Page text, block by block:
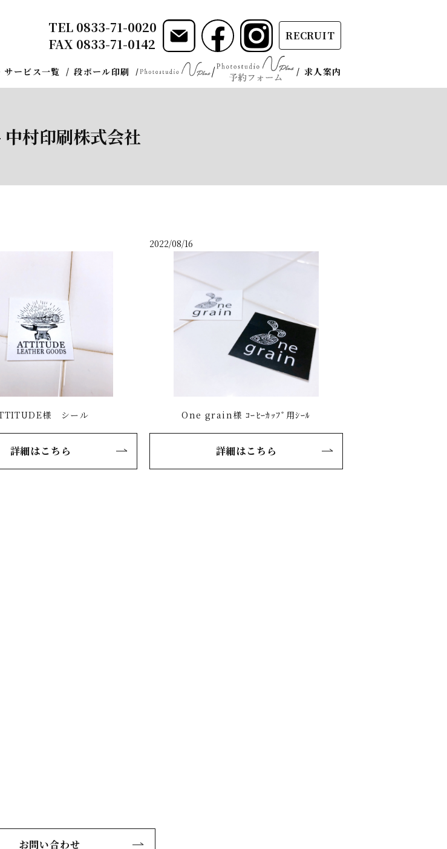
サービス一覧 段ボール印刷 求人案内
TEL 0833-71-0020
FAX 0833-71-0142
RECRUIT
中村印刷株式会社
様 シール
詳細はこちら
2022/08/16
One grain様 ｺｰﾋｰｶｯﾌﾟ用ｼｰﾙ
詳細はこちら
お問い合わせ